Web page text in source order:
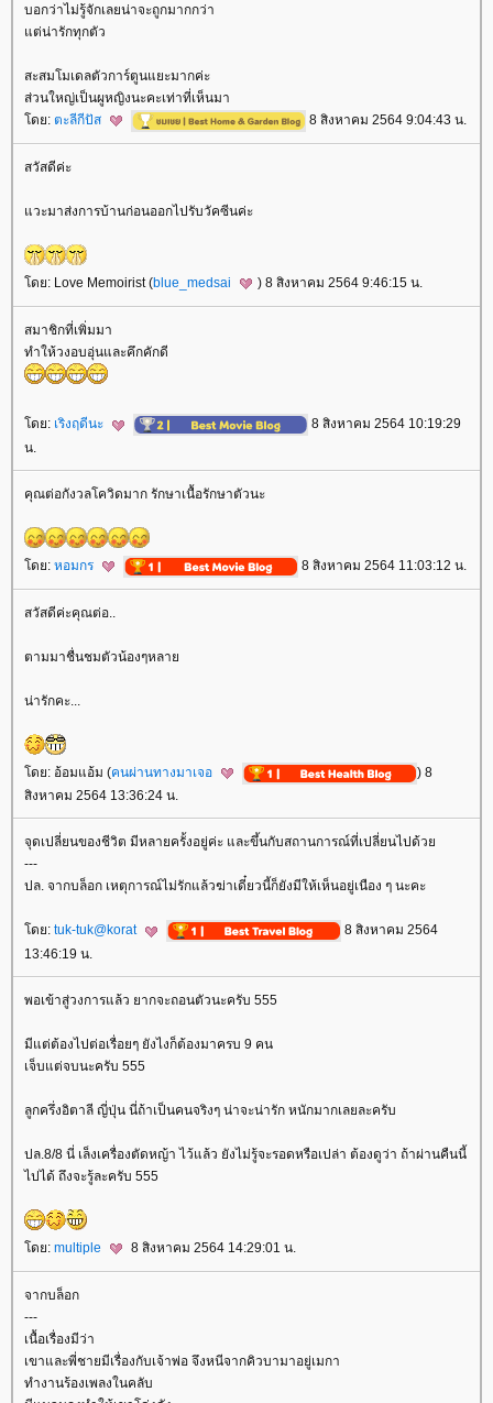
บอกว่าไม่รู้จักเลยน่าจะถูกมากกว่า
ต่น่ารักทุกตัว
สะสมโมเดลตัวการ์ตูนแยะมากค่ะ
ส่วนใหญ่เป็นผูหญิงนะคะเท่าที่เห็นมา
ดย: ตะลีกีปัส 8 สิงหาคม 2564 9:04:43 น.
สวัสดีค่ะ
วะมาส่งการบ้านก่อนออกไปรับวัคซีนค่ะ
ดย: Love Memoirist (blue_medsai ) 8 สิงหาคม 2564 9:46:15 น.
สมาชิกที่เพิ่มมา
ทำให้วงอบอุ่นและคึกคักดี
ดย: เริงฤดีนะ
8 สิงหาคม 2564 10:19:29
น.
คุณต่อกังวลโควิดมาก รักษาเนื้อรักษาตัวนะ
ดย: หอมกร 8 สิงหาคม 2564 11:03:12 น.
สวัสดีค่ะคุณต่อ..
ตามมาชื่นชมตัวน้องๆหลา
น่ารักคะ...
ดย: อ้อมแอ้ม (คนผ่านทางมาเจอ
) 8
สิงหาคม 2564 13:36:24 น.
จุดเปลี่ยนของชีวิต มีหลายครั้งอยู่ค่ะ และขึ้นกับสถานการณ์ที่เปลี่ยนไปด้ว
---
ปล. จากบล็อก เหตุการณ์ไม่รักแล้วฆ่าเดี๋ยวนี้ก็ยังมีให้เห็นอยู่เนือง ๆ นะคะ
ดย: tuk-tuk@korat
8 สิงหาคม 2564
13:46:19 น.
พอเข้าสู่วงการแล้ว ยากจะถอนตัวนะครับ 555
มีแต่ต้องไปต่อเรื่อยๆ ยังไงก็ต้องมาครบ 9 คน
เจ็บแต่จบนะครับ 555
ลูกครึ่งอิตาลี ญี่ปุ่น นี่ถ้าเป็นคนจริงๆ น่าจะน่ารัก หนักมากเลยละครับ
ปล.8/8 นี่ เล็งเครื่องตัดหญ้า ไว้แล้ว ยังไม่รู้จะรอดหรือเปล่า ต้องดูว่า ถ้าผ่านคืนนี้
ไปได้ ถึงจะรู้ละครับ 555
ดย: multiple 8 สิงหาคม 2564 14:29:01 น.
จากบล็อก
---
เนื้อเรื่องมีว่า
เขาและพี่ชายมีเรื่องกับเจ้าพ่อ จึงหนีจากคิวบามาอยู่เมกา
ทำงานร้องเพลงในคลับ